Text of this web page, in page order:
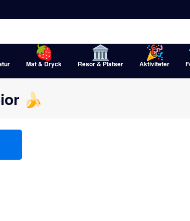
Mat & Dryck Resor & Platser Aktiviteter
🍌